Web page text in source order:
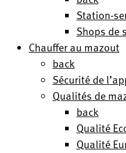
Station-
Shops de
Chauffer au mazout
back
Sécurité de
Qualités de
back
Qualité
Qualité